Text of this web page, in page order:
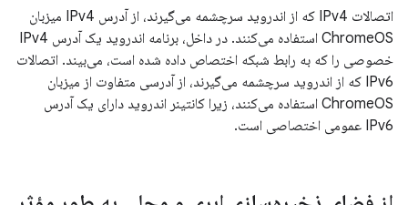
اتصالات IPv4 که از اندروید سرچشمه می‌گیرند، از آدرس IPv4 میزبان
ChromeOS استفاده می‌کنند. در داخل، برنامه اندروید یک آدرس IPv4
خصوصی را که به رابط شبکه اختصاص داده شده است، می‌بیند. اتصالات
IPv6 که از اندروید سرچشمه می‌گیرند، از آدرسی متفاوت از میزبان
ChromeOS استفاده می‌کنند، زیرا کانتینر اندروید دارای یک آدرس
IPv6 عمومی اختصاصی است.